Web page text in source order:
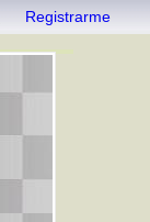
Registrarme